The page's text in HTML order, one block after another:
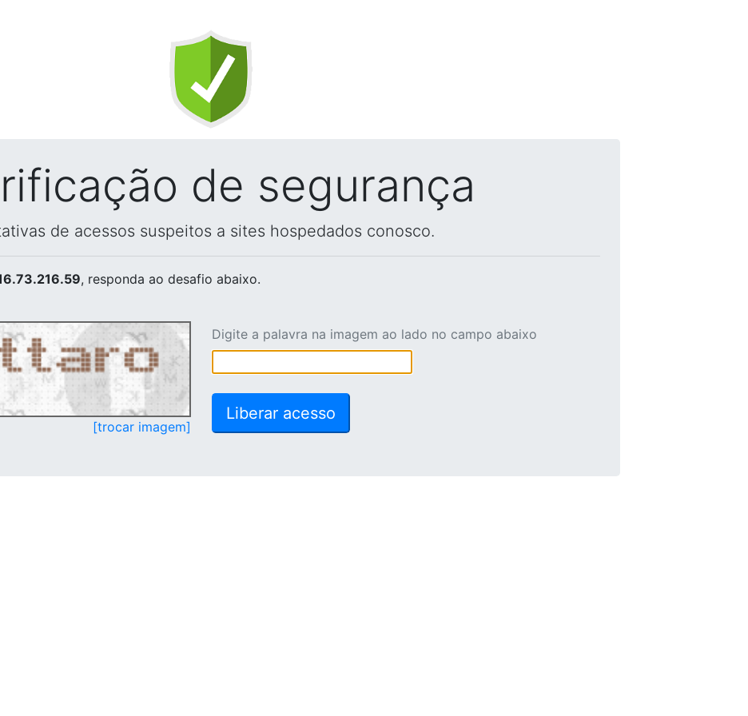
de segurança
de acessos suspeitos a sites hospedados conosco.
, responda ao desafio abaixo.
[trocar imagem]
Digite a palavra na imagem ao lado no campo abaixo